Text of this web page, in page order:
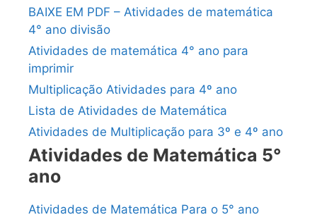
BAIXE EM PDF – Atividades de matemática
4° ano divisão
Atividades de matemática 4° ano para
imprimir
Multiplicação Atividades para 4º ano
Lista de Atividades de Matemática
Atividades de Multiplicação para 3º e 4º ano
Atividades de Matemática 5°
ano
Atividades de Matemática Para o 5° ano